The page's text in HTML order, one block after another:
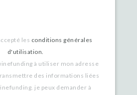
les conditions générales
d'utilisation.
à utiliser mon adresse
des informations liées
je peux demander à